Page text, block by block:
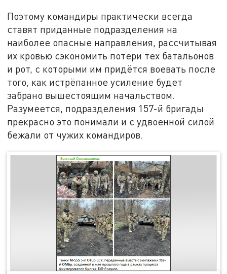
Поэтому командиры практически всегда
ставят приданные подразделения на
наиболее опасные направления, рассчитывая
их кровью сэкономить потери тех батальонов
и рот, с которыми им придётся воевать после
того, как истрёпанное усиление будет
забрано вышестоящим начальством.
Разумеется, подразделения 157-й бригады
прекрасно это понимали и с удвоенной силой
бежали от чужих командиров.